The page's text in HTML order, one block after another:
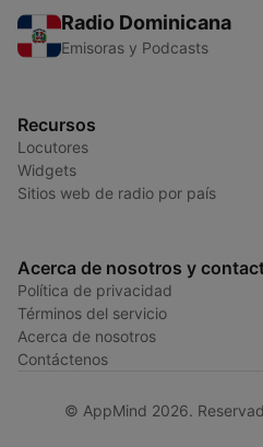
Radio Dominicana
Emisoras y Podcasts
Recursos
Locutores
Widgets
Sitios web de radio por país
Acerca de nosotros y
Política de privacidad
Términos del servicio
Acerca de nosotros
Contáctenos
© AppMind 2026.